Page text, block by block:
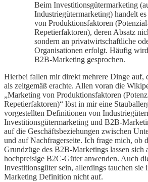
Beim Investitionsgütermarketing
Industriegütermarketing) handelt
von Produktionsfaktoren
Repetierfaktoren), deren Absatz
sondern an privatwirtschaftliche
Organisationen erfolgt. Häufig
B2B-Marketing gesprochen.
Hierbei fallen mir direkt mehrere Dinge auf,
als zeitgemäß erachte. Allen voran die
„Marketing von Produktionsfaktoren
Repetierfaktoren)“ löst in mir eine
vorgestellten Definitionen von
Investitionsgütermarketing und B2B-
auf die Geschäftsbeziehungen zwischen
und auf Nachfragerseite. Ich frage mich, ob
Grundzüge des B2B-Marketings lassen sich
hochpreisige B2C-Güter anwenden. Auch
Investitionsgüter sein, allerdings tauchen sie
Marketing Definition nicht auf.